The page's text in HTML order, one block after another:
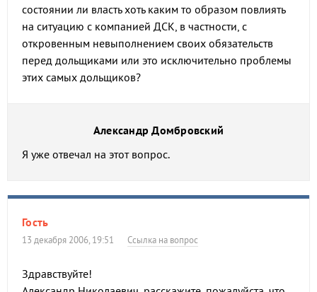
состоянии ли власть хоть каким то образом повлиять
на ситуацию с компанией ДСК, в частности, с
откровенным невыполнением своих обязательств
перед дольщиками или это исключительно проблемы
этих самых дольщиков?
Александр Домбровский
Я уже отвечал на этот вопрос.
Гость
13 декабря 2006, 19:51 Ссылка на вопрос
Здравствуйте!